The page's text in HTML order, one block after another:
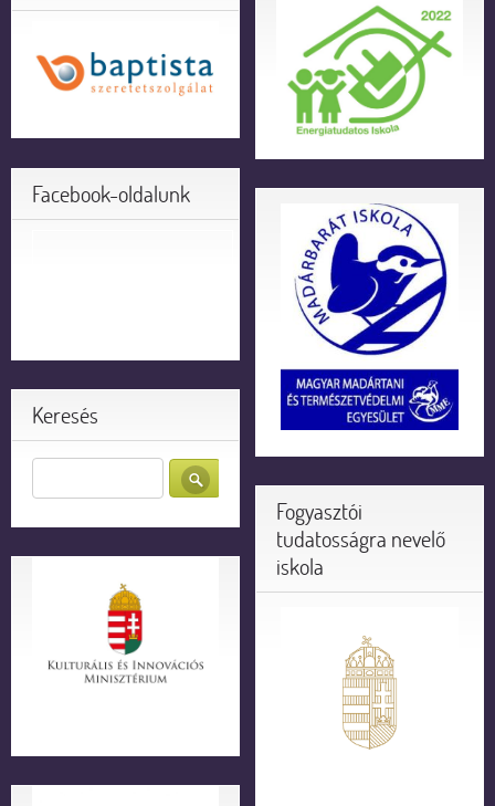
Facebook-oldalunk
Keresés
Fogyasztói
tudatosságra nevelő
iskola